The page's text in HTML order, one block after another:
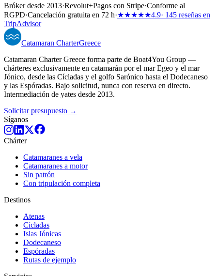
Bróker desde 2013·Revolut+Pagos con Stripe·Conforme al
RGPD·Cancelación gratuita en 72 h·★★★★★4.9· 145 reseñas en
TripAdvisor
Catamaran CharterGreece
Catamaran Charter Greece forma parte de Boat4You Group —
chárteres exclusivamente en catamarán por el mar Egeo y el mar
Jónico, desde las Cícladas y el golfo Sarónico hasta el Dodecaneso
y las Espóradas. Bajo solicitud, nunca con reserva en directo.
Intermediación de yates desde 2013.
Solicitar presupuesto →
Síganos
Chárter
Catamaranes a vela
Catamaranes a motor
Sin patrón
Con tripulación completa
Destinos
Atenas
Cícladas
Islas Jónicas
Dodecaneso
Espóradas
Rutas de ejemplo